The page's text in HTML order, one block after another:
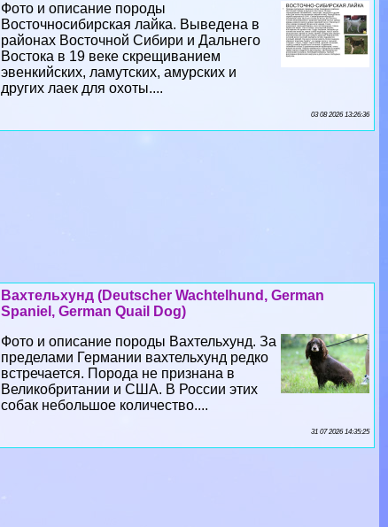
Фото и описание породы
Восточносибирская лайка. Выведена в
районах Восточной Сибири и Дальнего
Востока в 19 веке скрещиванием
эвенкийских, ламутских, амурских и
других лаек для охоты....
03 08 2026 13:26:36
Вахтельхунд (Deutscher Wachtelhund, German
Spaniel, German Quail Dog)
Фото и описание породы Вахтельхунд. За
пределами Германии вахтельхунд редко
встречается. Порода не признана в
Великобритании и США. В России этих
собак небольшое количество....
31 07 2026 14:35:25